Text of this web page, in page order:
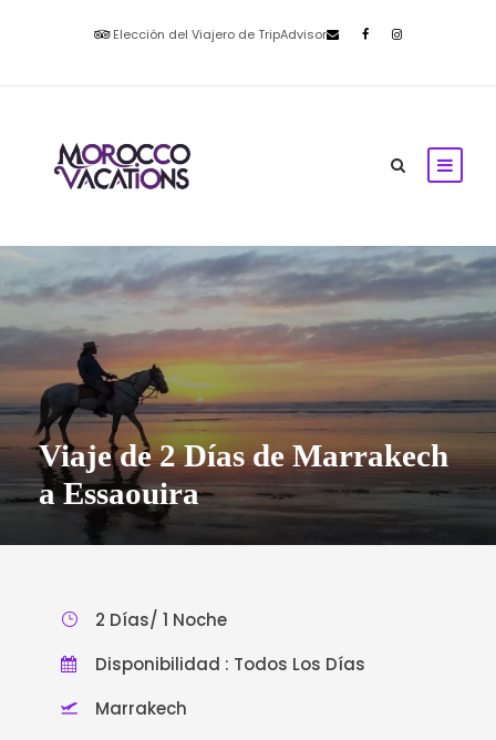
Elección del Viajero de TripAdvisor
Viaje de 2 Días de Marrakech
a Essaouira
2 Días/ 1 Noche
Disponibilidad : Todos Los Días
Marrakech